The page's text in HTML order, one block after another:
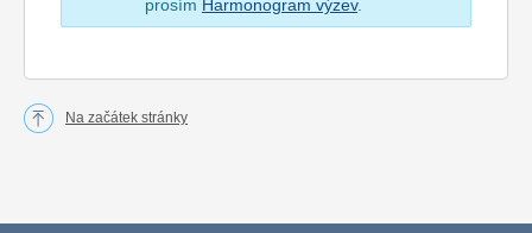
prosím Harmonogram výzev.
Na začátek stránky